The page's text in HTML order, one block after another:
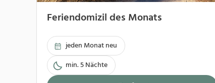
Feriendomizil des Monats
jeden Monat neu
min. 5 Nächte